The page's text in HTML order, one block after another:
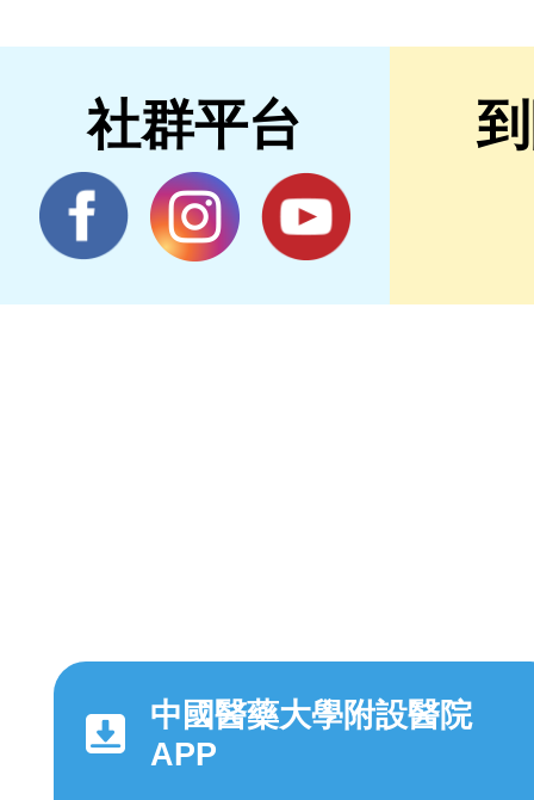
社群平台
中國醫藥大學附設醫院
APP